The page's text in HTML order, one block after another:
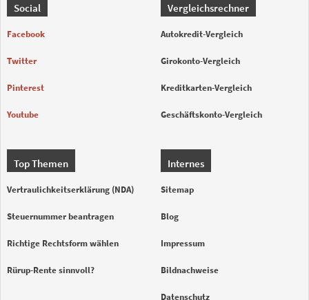
Social
Facebook
Twitter
Pinterest
Youtube
Vergleichsrechner
Autokredit-Vergleich
Girokonto-Vergleich
Kreditkarten-Vergleich
Geschäftskonto-Vergleich
Top Themen
Vertraulichkeitserklärung (NDA)
Steuernummer beantragen
Richtige Rechtsform wählen
Rürup-Rente sinnvoll?
Internes
Sitemap
Blog
Impressum
Bildnachweise
Datenschutz